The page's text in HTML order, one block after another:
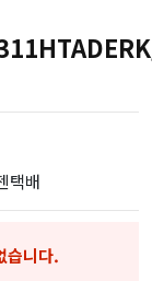
택배
습니다.